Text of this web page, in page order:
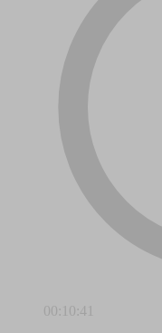
00:10:41